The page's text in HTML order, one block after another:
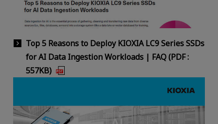
Top 5 Reasons to Deploy KIOXIA LC9 Series SSDs
for AI Data Ingestion Workloads | FAQ (PDF :
557KB)